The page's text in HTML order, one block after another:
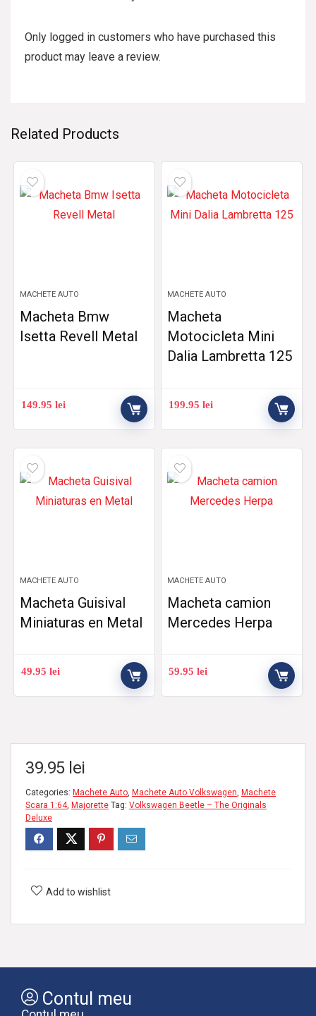
Only logged in customers who have purchased this
product may leave a review.
Related Products
MACHETE AUTO
Macheta Bmw
Isetta Revell Metal
149.95lei
MACHETE AUTO
Macheta
Motocicleta Mini
Dalia Lambretta 125
199.95lei
MACHETE AUTO
Macheta Guisival
Miniaturas en Metal
49.95lei
MACHETE AUTO
Macheta camion
Mercedes Herpa
59.95lei
39.95 lei
Categories: Machete Auto, Machete Auto Volkswagen, Machete
Scara 1:64, Majorette Tag: Volkswagen Beetle – The Originals
Deluxe
Add to wishlist
Contul meu